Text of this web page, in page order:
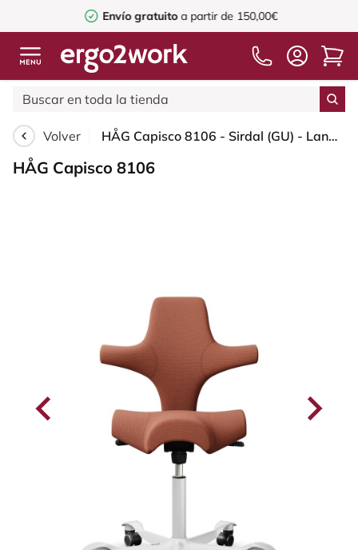
Envío gratuitoa partir de 150,00€
Volver HÅG Capisco 8106 - Sirdal (GU) - Lana - SRD630 - Brick red - White - 200 mm (seat height 46-64cm) - Soft castors for hard floors
HÅG Capisco 8106